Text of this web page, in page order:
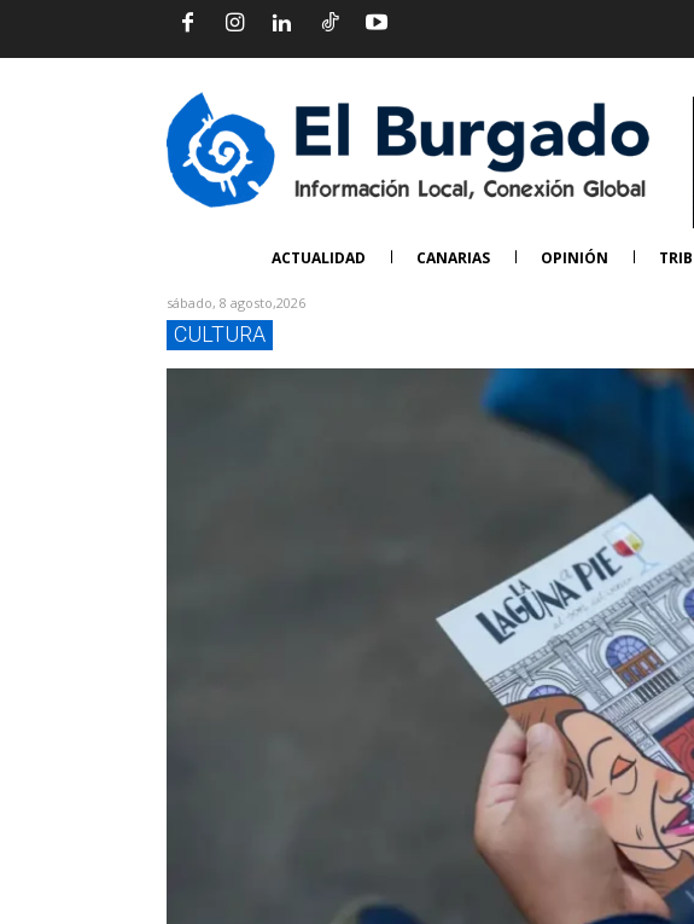
ACTUALIDAD CANARIAS OPINIÓN
sábado, 8 agosto,2026
CULTURA